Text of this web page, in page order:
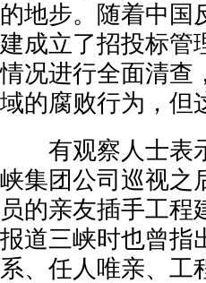
的地步。随着中国
建成立了招投标管
情况进行全面清查
域的腐败行为，但
有观察人士表示
峡集团公司巡视之
员的亲友插手工程
报道三峡时也曾指
系、任人唯亲、工